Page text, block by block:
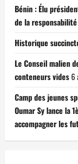
Bénin : Élu
de la responsabilité
Historique
Le Conseil malien
conteneurs vides 6
Camp des jeunes
Oumar Sy lance la
accompagner les